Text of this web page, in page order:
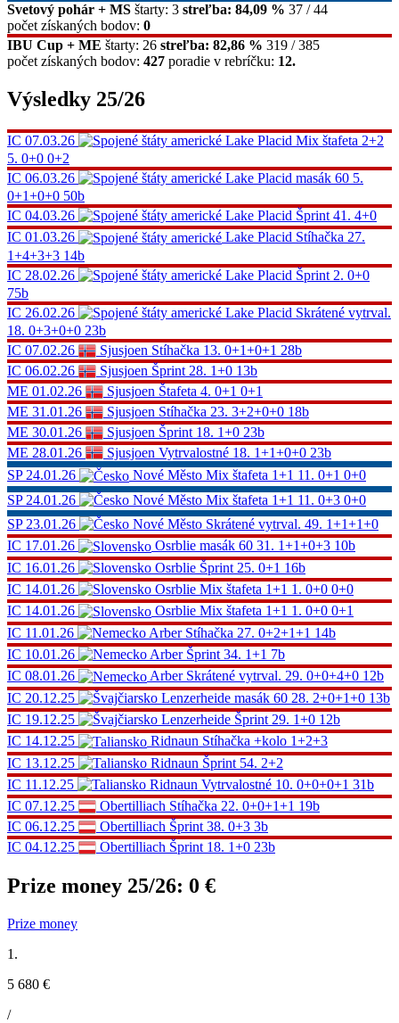
Svetový pohár + MS štarty: 3 streľba: 84,09 % 37 / 44
počet získaných bodov: 0
IBU Cup + ME štarty: 26 streľba: 82,86 % 319 / 385
počet získaných bodov: 427 poradie v rebríčku: 12.
Výsledky 25/26
IC 07.03.26 Lake Placid Mix štafeta 2+2
5. 0+0 0+2
IC 06.03.26 Lake Placid masák 60 5.
0+1+0+0 50b
IC 04.03.26 Lake Placid Šprint 41. 4+0
IC 01.03.26 Lake Placid Stíhačka 27.
1+4+3+3 14b
IC 28.02.26 Lake Placid Šprint 2. 0+0
75b
IC 26.02.26 Lake Placid Skrátené vytrval.
18. 0+3+0+0 23b
IC 07.02.26 Sjusjoen Stíhačka 13. 0+1+0+1 28b
IC 06.02.26 Sjusjoen Šprint 28. 1+0 13b
ME 01.02.26 Sjusjoen Štafeta 4. 0+1 0+1
ME 31.01.26 Sjusjoen Stíhačka 23. 3+2+0+0 18b
ME 30.01.26 Sjusjoen Šprint 18. 1+0 23b
ME 28.01.26 Sjusjoen Vytrvalostné 18. 1+1+0+0 23b
SP 24.01.26 Nové Město Mix štafeta 1+1 11. 0+1 0+0
SP 24.01.26 Nové Město Mix štafeta 1+1 11. 0+3 0+0
SP 23.01.26 Nové Město Skrátené vytrval. 49. 1+1+1+0
IC 17.01.26 Osrblie masák 60 31. 1+1+0+3 10b
IC 16.01.26 Osrblie Šprint 25. 0+1 16b
IC 14.01.26 Osrblie Mix štafeta 1+1 1. 0+0 0+0
IC 14.01.26 Osrblie Mix štafeta 1+1 1. 0+0 0+1
IC 11.01.26 Arber Stíhačka 27. 0+2+1+1 14b
IC 10.01.26 Arber Šprint 34. 1+1 7b
IC 08.01.26 Arber Skrátené vytrval. 29. 0+0+4+0 12b
IC 20.12.25 Lenzerheide masák 60 28. 2+0+1+0 13b
IC 19.12.25 Lenzerheide Šprint 29. 1+0 12b
IC 14.12.25 Ridnaun Stíhačka +kolo 1+2+3
IC 13.12.25 Ridnaun Šprint 54. 2+2
IC 11.12.25 Ridnaun Vytrvalostné 10. 0+0+0+1 31b
IC 07.12.25 Obertilliach Stíhačka 22. 0+0+1+1 19b
IC 06.12.25 Obertilliach Šprint 38. 0+3 3b
IC 04.12.25 Obertilliach Šprint 18. 1+0 23b
Prize money 25/26: 0 €
Prize money
1.
5 680 €
/